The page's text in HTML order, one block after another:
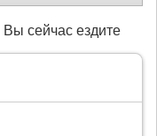
сейчас ездите